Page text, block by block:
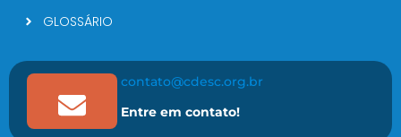
GLOSSÁRIO
contato@cdesc.org.br
Entre em contato!